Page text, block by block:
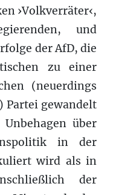
›Volkverräter‹,
und
der AfD, die
zu einer
(neuerdings
Partei gewandelt
über
in der
wird als in
der